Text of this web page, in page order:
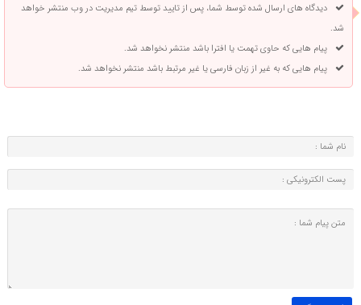
دیدگاه های ارسال شده توسط شما، پس از تایید توسط تیم مدیریت در وب منتشر خواهد
شد.
پیام هایی که حاوی تهمت یا افترا باشد منتشر نخواهد شد.
پیام هایی که به غیر از زبان فارسی یا غیر مرتبط باشد منتشر نخواهد شد.